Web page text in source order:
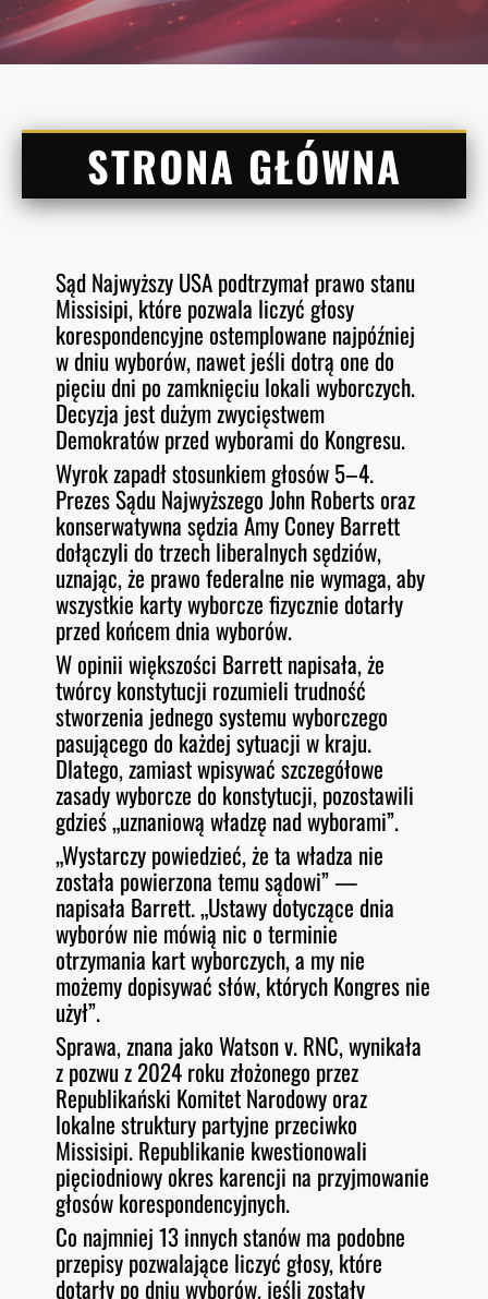
STRONA GŁÓWNA
Sąd Najwyższy USA podtrzymał prawo stanu
Missisipi, które pozwala liczyć głosy
korespondencyjne ostemplowane najpóźniej
w dniu wyborów, nawet jeśli dotrą one do
pięciu dni po zamknięciu lokali wyborczych.
Decyzja jest dużym zwycięstwem
Demokratów przed wyborami do Kongresu.
Wyrok zapadł stosunkiem głosów 5–4.
Prezes Sądu Najwyższego John Roberts oraz
konserwatywna sędzia Amy Coney Barrett
dołączyli do trzech liberalnych sędziów,
uznając, że prawo federalne nie wymaga, aby
wszystkie karty wyborcze fizycznie dotarły
przed końcem dnia wyborów.
W opinii większości Barrett napisała, że
twórcy konstytucji rozumieli trudność
stworzenia jednego systemu wyborczego
pasującego do każdej sytuacji w kraju.
Dlatego, zamiast wpisywać szczegółowe
zasady wyborcze do konstytucji, pozostawili
gdzieś „uznaniową władzę nad wyborami”.
„Wystarczy powiedzieć, że ta władza nie
została powierzona temu sądowi” —
napisała Barrett. „Ustawy dotyczące dnia
wyborów nie mówią nic o terminie
otrzymania kart wyborczych, a my nie
możemy dopisywać słów, których Kongres nie
użył”.
Sprawa, znana jakoWatson v. RNC, wynikała
z pozwu z 2024 roku złożonego przez
Republikański Komitet Narodowy oraz
lokalne struktury partyjne przeciwko
Missisipi. Republikanie kwestionowali
pięciodniowy okres karencji na przyjmowanie
głosów korespondencyjnych.
Co najmniej 13 innych stanów ma podobne
przepisy pozwalające liczyć głosy, które
dotarły po dniu wyborów, jeśli zostały